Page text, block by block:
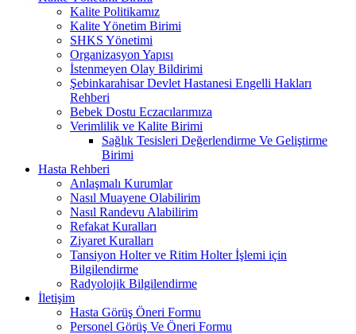
Kalite Politikamız
Kalite Yönetim Birimi
SHKS Yönetimi
Organizasyon Yapısı
İstenmeyen Olay Bildirimi
Şebinkarahisar Devlet Hastanesi Engelli Hakları
Rehberi
Bebek Dostu Eczacılarımıza
Verimlilik ve Kalite Birimi
Sağlık Tesisleri Değerlendirme Ve Geliştirme
Birimi
Hasta Rehberi
Anlaşmalı Kurumlar
Nasıl Muayene Olabilirim
Nasıl Randevu Alabilirim
Refakat Kuralları
Ziyaret Kuralları
Tansiyon Holter ve Ritim Holter İşlemi için
Bilgilendirme
Radyolojik Bilgilendirme
İletişim
Hasta Görüş Öneri Formu
Personel Görüş Ve Öneri Formu